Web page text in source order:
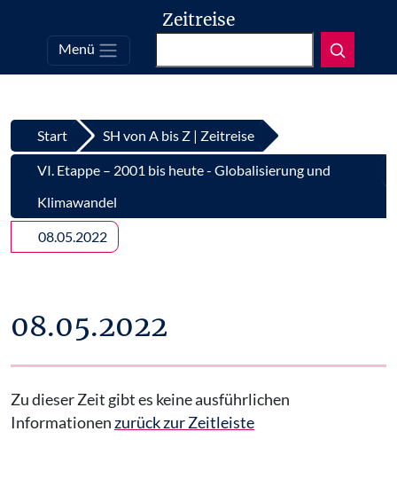
Top
Zum Inhalt springen
Zeitreise
Menü
Start SH von A bis Z | Zeitreise
VI. Etappe – 2001 bis heute - Globalisierung und
Klimawandel
08.05.2022
08.05.2022
Zu dieser Zeit gibt es keine ausführlichen
Informationenzurück zur Zeitleiste